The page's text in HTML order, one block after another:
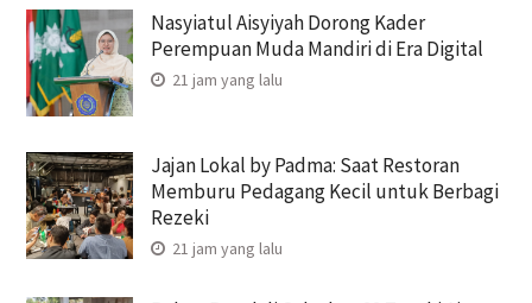
Nasyiatul Aisyiyah Dorong Kader
Perempuan Muda Mandiri di Era Digital
21 jam yang lalu
Jajan Lokal by Padma: Saat Restoran
Memburu Pedagang Kecil untuk Berbagi
Rezeki
21 jam yang lalu